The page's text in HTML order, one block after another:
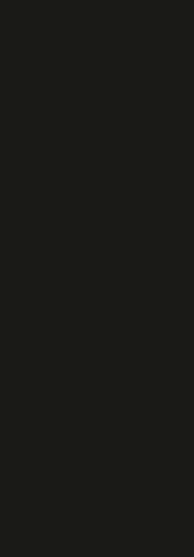
e uma
não devemos
longe de ser o